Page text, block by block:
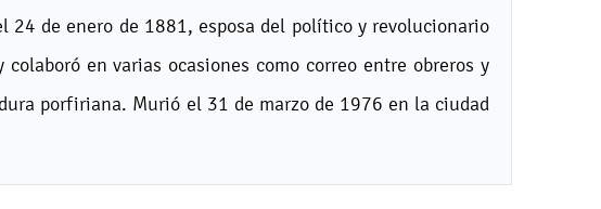
24 de enero de 1881, esposa del político y revolucionario
en varias ocasiones como correo entre obreros y
porfiriana. Murió el 31 de marzo de 1976 en la ciudad